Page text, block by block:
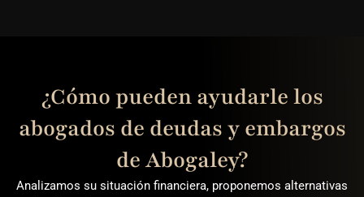
¿Cómo pueden ayudarle los
abogados de deudas y embargos
de Abogaley?
Analizamos su situación financiera, proponemos alternativas